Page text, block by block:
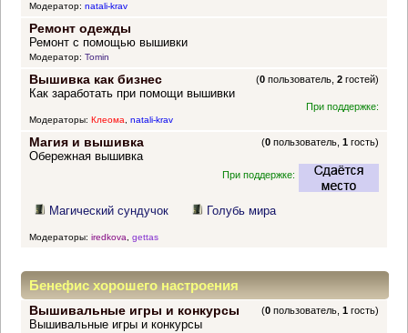
Модератор: natali-krav
Ремонт одежды
Ремонт с помощью вышивки
Модератор: Tomin
Вышивка как бизнес (0 пользователь,2 гостей)
Как заработать при помощи вышивки
При поддержке:
Модераторы: Клеома, natali-krav
Магия и вышивка (0 пользователь,1 гость)
Обережная вышивка
При поддержке:
Магический сундучок Голубь мира
Модераторы: iredkova gettas
Бенефис хорошего настроения
Вышивальные игры и конкурсы (0 пользователь,1 гость)
Вышивальные игры и конкурсы